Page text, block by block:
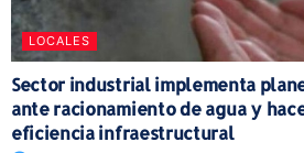
LOCALES
Sector industrial implementa
ante racionamiento de agua y
eficiencia infraestructural